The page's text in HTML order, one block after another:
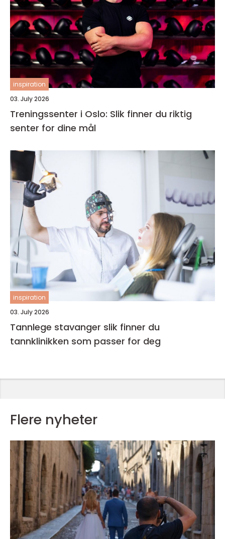
inspiration
03. July 2026
Treningssenter i Oslo: Slik finner du riktig
senter for dine mål
inspiration
03. July 2026
Tannlege stavanger slik finner du
tannklinikken som passer for deg
Flere nyheter